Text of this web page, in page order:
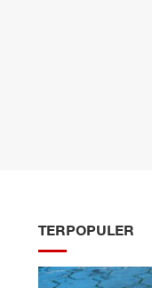
TERPOPULER